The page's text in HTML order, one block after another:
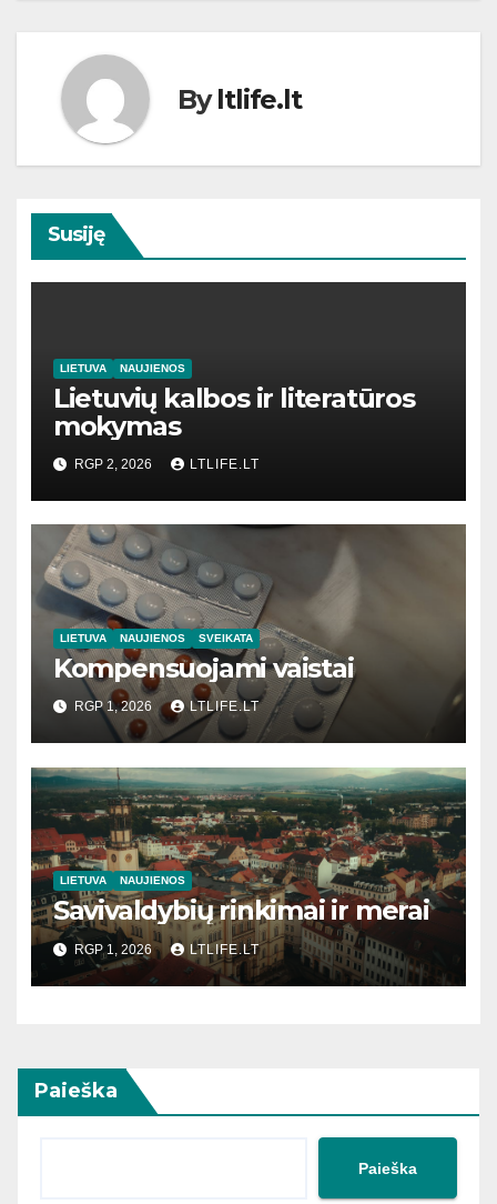
Byltlife.lt
Susiję
LIETUVA NAUJIENOS
Lietuvių kalbos ir literatūros
mokymas
RGP 2, 2026 LTLIFE.LT
LIETUVA NAUJIENOS SVEIKATA
Kompensuojami vaistai
RGP 1, 2026 LTLIFE.LT
LIETUVA NAUJIENOS
Savivaldybių rinkimai ir merai
RGP 1, 2026 LTLIFE.LT
Paieška
Paieška